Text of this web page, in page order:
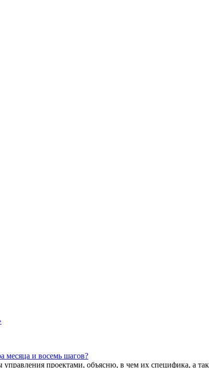
месяца и восемь шагов?
управления проектами, объясню, в чем их специфика, а